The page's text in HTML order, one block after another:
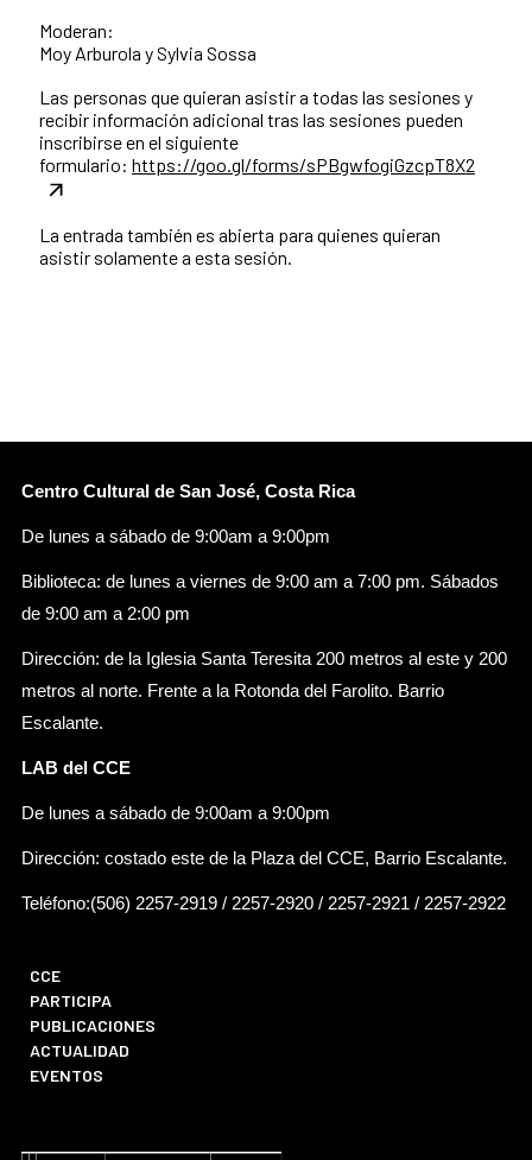
Moderan:
Moy Arburola y Sylvia Sossa
Las personas que quieran asistir a todas las sesiones y
recibir información adicional tras las sesiones pueden
inscribirse en el siguiente
formulario: https://goo.gl/forms/sPBgwfogiGzcpT8X2
La entrada también es abierta para quienes quieran
asistir solamente a esta sesión.
Centro Cultural de San José, Costa Rica
De lunes a sábado de 9:00am a 9:00pm
Biblioteca: de lunes a viernes de 9:00 am a 7:00 pm. Sábados
de 9:00 am a 2:00 pm
Dirección: de la Iglesia Santa Teresita 200 metros al este y 200
metros al norte. Frente a la Rotonda del Farolito. Barrio
Escalante.
LAB del CCE
De lunes a sábado de 9:00am a 9:00pm
Dirección: costado este de la Plaza del CCE, Barrio Escalante.
Teléfono:(506) 2257-2919 / 2257-2920 / 2257-2921 / 2257-2922
CCE
PARTICIPA
PUBLICACIONES
ACTUALIDAD
EVENTOS